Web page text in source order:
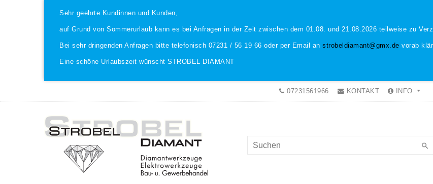
Sehr geehrte Kundinnen und Kunden,
auf Grund von Sommerurlaub kann es bei Anfragen in der Zeit zwischen dem 01.08. und 21.08.2026 teilweise zu
Bei sehr dringenden Anfragen bitte telefonisch 07231 / 56 19 66 oder per Email an strobeldiamant@gmx.de vorab
Eine schöne Urlaubszeit wünscht STROBEL DIAMANT
07231561966 KONTAKT INFO